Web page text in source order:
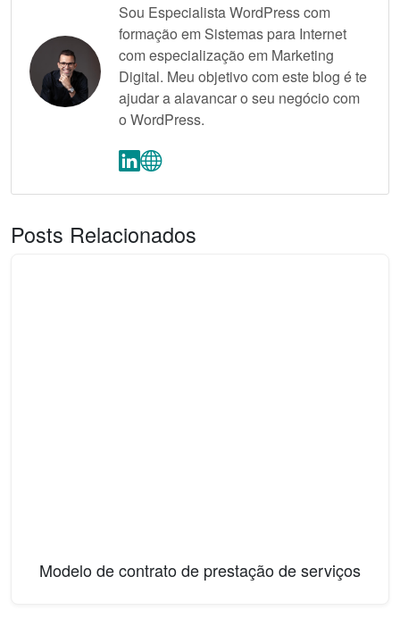
Sou Especialista WordPress com
formação em Sistemas para Internet
com especialização em Marketing
Digital. Meu objetivo com este blog é te
ajudar a alavancar o seu negócio com
o WordPress.
Posts Relacionados
Modelo de contrato de prestação de serviços